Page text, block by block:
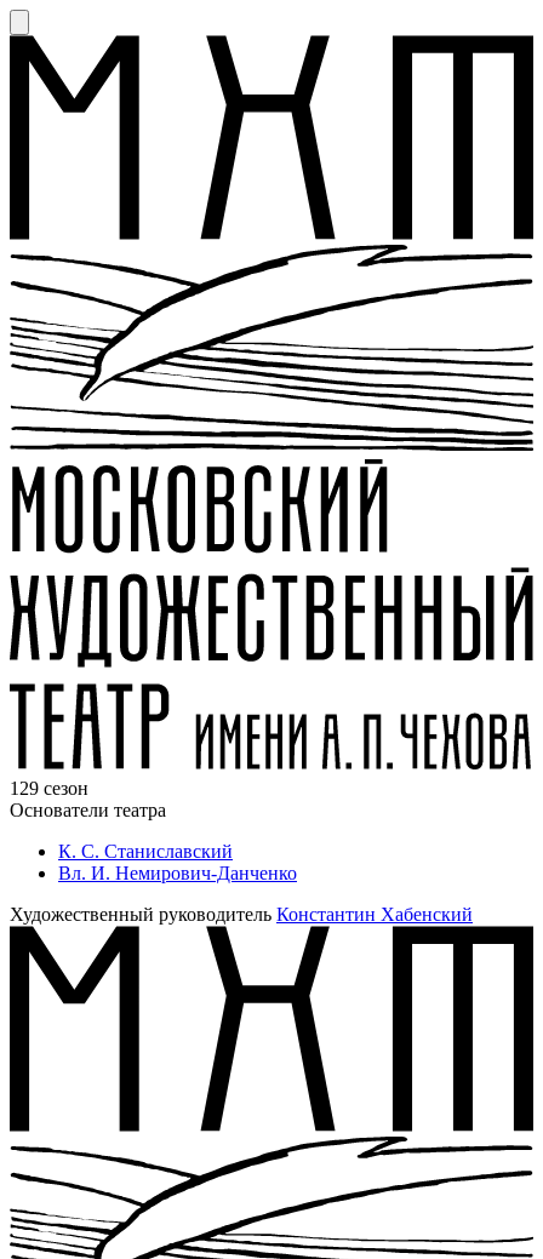
129 сезон
Основатели театра
К. С. Станиславский
Вл. И. Немирович-Данченко
Художественный руководитель Константин Хабенский